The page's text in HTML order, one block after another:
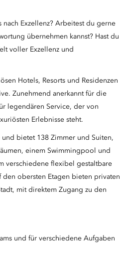
Exzellenz? Arbeitest du gerne
übernehmen kannst? Hast du
voller Exzellenz und
Hotels, Resorts und Residenzen
Zunehmend anerkannt für die
legendären Service, der von
Erlebnisse steht.
bietet 138 Zimmer und Suiten,
einem Swimmingpool und
verschiedene flexibel gestaltbare
den obersten Etagen bieten privaten
mit direktem Zugang zu den
und für verschiedene Aufgaben